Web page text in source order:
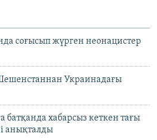
соғысып жүрген неонацистер
Украинадағы
батқанда хабарсыз кеткен тағы
анықталды